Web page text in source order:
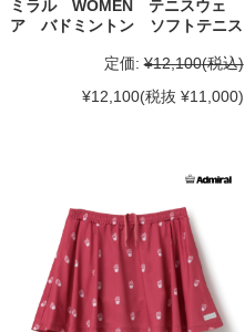
ミラル WOMEN テニスウェ
ア バドミントン ソフトテニス
定価: ¥12,100(税込)
¥12,100(税抜 ¥11,000)